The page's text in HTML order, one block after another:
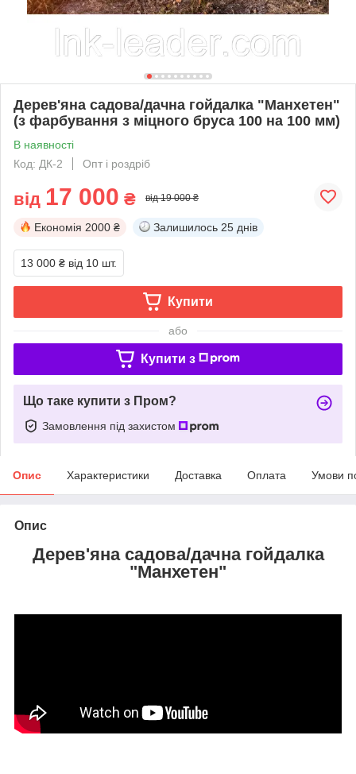
Дерев'яна садова/дачна гойдалка "Манхетен"
(з фарбування з міцного бруса 100 на 100 мм)
В наявності
Код: ДК-2
Опт і роздріб
від 17 000 ₴ від 19 000 ₴
Економія 2000 ₴ Залишилось 25 днів
13 000 ₴ від 10 шт.
Купити
або
Купити з
Що таке купити з Пром?
Замовлення під захистом
Опис Характеристики Доставка Оплата Умови
Опис
Дерев'яна садова/дачна гойдалка
"Манхетен"